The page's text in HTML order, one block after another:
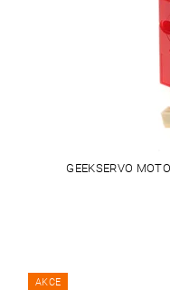
GEEKSERVO
AKCE